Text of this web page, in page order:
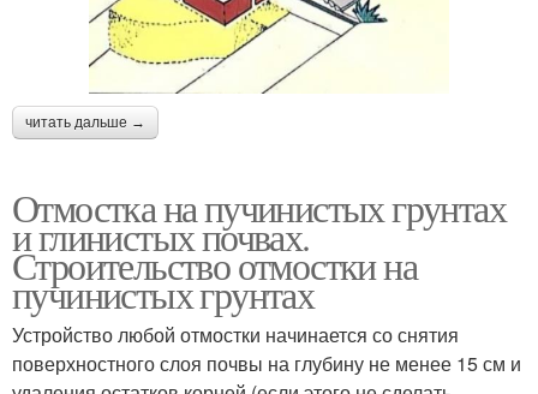
читать дальше →
Отмостка на пучинистых грунтах
и глинистых почвах.
Строительство отмостки на
пучинистых грунтах
Устройство любой отмостки начинается со снятия
поверхностного слоя почвы на глубину не менее 15 см и